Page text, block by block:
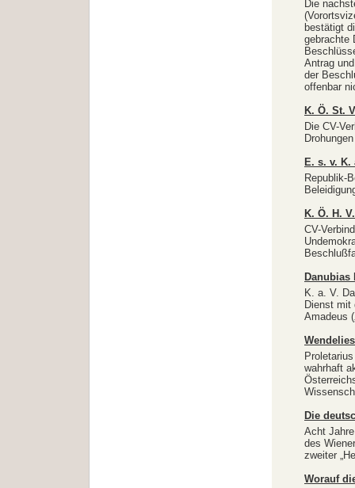
Die
bestätigt
gebrachte
Antrag
der
offenbar
K. Ö. St.
Die CV-
Drohungen
E. s. v. K.
Republik-
K. Ö. H.
CV-
Danubias
K. a. V.
Dienst mit
Amadeus
wahrhaft
Die
Acht
des
zweiter
Worauf